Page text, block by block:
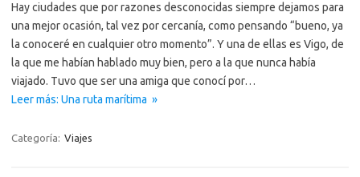
Hay ciudades que por razones desconocidas siempre dejamos para
una mejor ocasión, tal vez por cercanía, como pensando “bueno, ya
la conoceré en cualquier otro momento”. Y una de ellas es Vigo, de
la que me habían hablado muy bien, pero a la que nunca había
viajado. Tuvo que ser una amiga que conocí por…
Leer más: Una ruta marítima »
Categoría: Viajes